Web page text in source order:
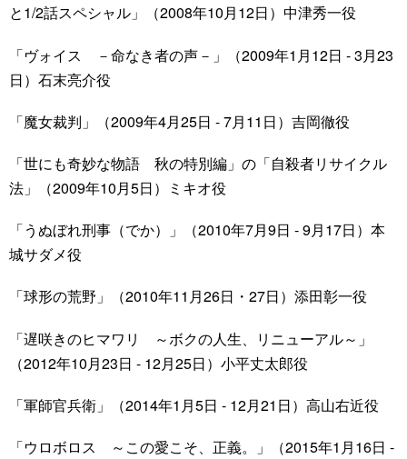
と1/2話スペシャル」（2008年10月12日）中津秀一役
「ヴォイス －命なき者の声－」（2009年1月12日 - 3月23
日）石末亮介役
「魔女裁判」（2009年4月25日 - 7月11日）吉岡徹役
「世にも奇妙な物語 秋の特別編」の「自殺者リサイクル
法」（2009年10月5日）ミキオ役
「うぬぼれ刑事（でか）」（2010年7月9日 - 9月17日）本
城サダメ役
「球形の荒野」（2010年11月26日・27日）添田彰一役
「遅咲きのヒマワリ ～ボクの人生、リニューアル～」
（2012年10月23日 - 12月25日）小平丈太郎役
「軍師官兵衛」（2014年1月5日 - 12月21日）高山右近役
「ウロボロス ～この愛こそ、正義。」（2015年1月16日 -